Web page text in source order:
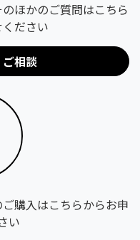
ほかのご質問はこちら
ださい
相談
購入はこちらからお申
い